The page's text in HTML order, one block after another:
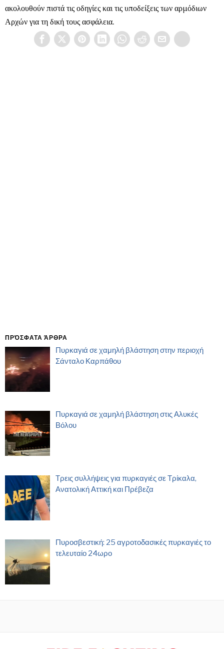
ακολουθούν πιστά τις οδηγίες και τις υποδείξεις των αρμόδιων
Αρχών για τη δική τους ασφάλεια.
ΠΡΌΣΦΑΤΑ ΆΡΘΡΑ
Πυρκαγιά σε χαμηλή βλάστηση στην περιοχή
Σάνταλο Καρπάθου
Πυρκαγιά σε χαμηλή βλάστηση στις Αλυκές
Βόλου
Τρεις συλλήψεις για πυρκαγιές σε Τρίκαλα,
Ανατολική Αττική και Πρέβεζα
Πυροσβεστική: 25 αγροτοδασικές πυρκαγιές το
τελευταίο 24ωρο